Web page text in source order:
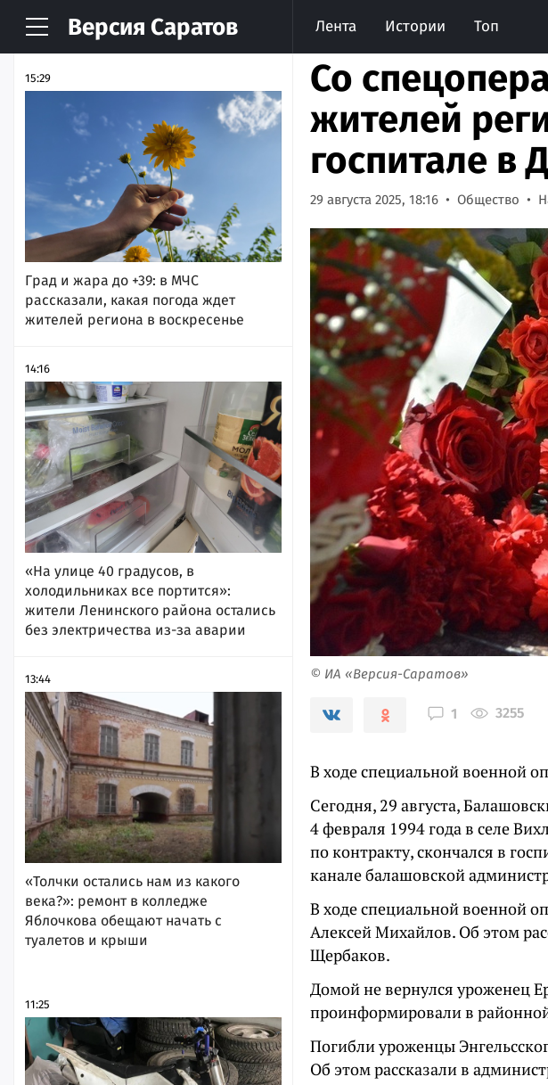
Версия Саратов Лента Истории Топ
НОВОСТИ АРХИВ
15:29
Град и жара до +39: в МЧС
рассказали, какая погода ждет
жителей региона в воскресенье
14:16
«На улице 40 градусов, в
холодильниках все портится»:
жители Ленинского района остались
без электричества из-за аварии
13:44
«Толчки остались нам из какого
века?»: ремонт в колледже
Яблочкова обещают начать с
туалетов и крыши
11:25
Со
жителей
госпитале в
29 августа 2025, 18:16 Общество
© ИА «Версия-Саратов»
1 3255
В ходе специальной военной
Сегодня, 29 августа,
4 февраля 1994 года в селе
по контракту, скончался в
канале балашовской
В ходе специальной военной
Алексей Михайлов. Об этом
Щербаков.
Домой не вернулся уроженец
проинформировали в
Погибли уроженцы
Об этом рассказали в